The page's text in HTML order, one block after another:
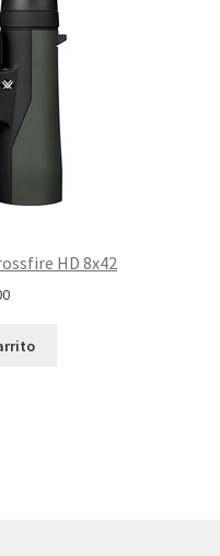
HD 8x42